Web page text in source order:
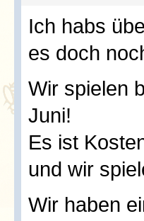
Ich habs
es doch
Wir spielen
Juni!
Es ist
und wir
Wir haben